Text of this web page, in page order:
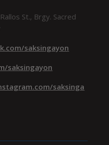
St., Brgy. Sacred
saksingayon
saksingayon
saksinga